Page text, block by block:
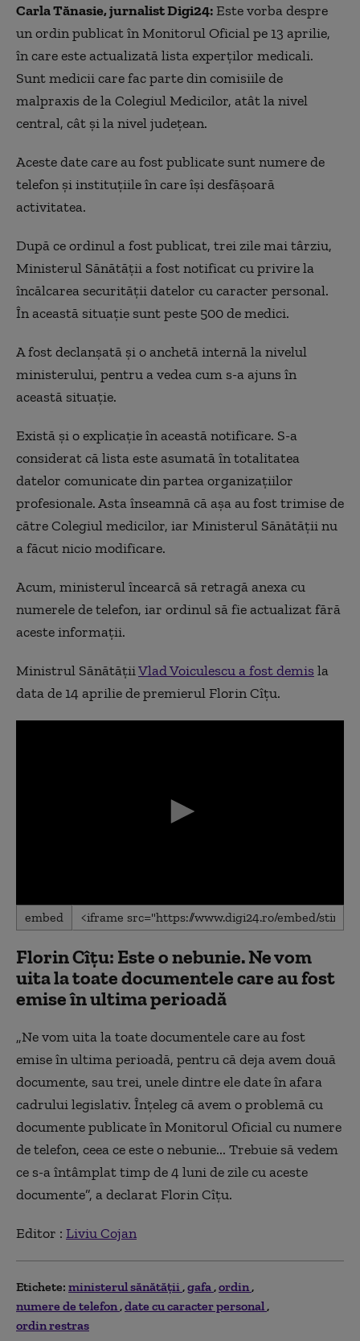
Carla Tănasie, jurnalist Digi24:Este vorba despre
un ordin publicat în Monitorul Oficial pe 13 aprilie,
în care este actualizată lista experților medicali.
Sunt medicii care fac parte din comisiile de
malpraxis de la Colegiul Medicilor, atât la nivel
central, cât și la nivel județean.
Aceste date care au fost publicate sunt numere de
telefon și instituțiile în care își desfășoară
activitatea.
După ce ordinul a fost publicat, trei zile mai târziu,
Ministerul Sănătății a fost notificat cu privire la
încălcarea securității datelor cu caracter personal.
În această situație sunt peste 500 de medici.
A fost declanșată și o anchetă internă la nivelul
ministerului, pentru a vedea cum s-a ajuns în
această situație.
Există și o explicație în această notificare. S-a
considerat că lista este asumată în totalitatea
datelor comunicate din partea organizațiilor
profesionale. Asta înseamnă că așa au fost trimise de
către Colegiul medicilor, iar Ministerul Sănătății nu
a făcut nicio modificare.
Acum, ministerul încearcă să retragă anexa cu
numerele de telefon, iar ordinul să fie actualizat fără
aceste informații.
Ministrul SănătățiiVlad Voiculescu a fost demis la
data de 14 aprilie de premierul Florin Cîțu.
0
seconds
0
seconds
embed
Florin Cîțu: Este o nebunie.Ne vom
uita la toate documentele care au fost
emise în ultima perioadă
„Ne vom uita la toate documentele care au fost
emise în ultima perioadă, pentru că deja avem două
documente, sau trei, unele dintre ele date în afara
cadrului legislativ. Înțeleg că avem o problemă cu
documente publicate în Monitorul Oficial cu numere
de telefon, ceea ce este o nebunie... Trebuie să vedem
ce s-a întâmplat timp de 4 luni de zile cu aceste
documente”, a declarat Florin Cîțu.
Editor : Liviu Cojan
Etichete: ministerul sănătăţii gafa ordin
numere de telefon date cu caracter personal
ordin restras